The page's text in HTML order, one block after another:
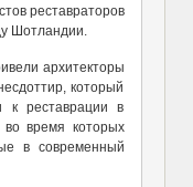
реставраторов
Шотландии.
архитекторы
который
к реставрации в
время которых
в современный